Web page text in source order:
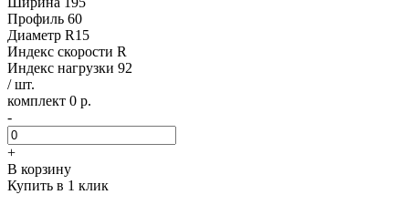
Профиль 60
Диаметр R15
Индекс скорости R
Индекс нагрузки 92
/ шт.
комплект 0 р.
-
+
В корзину
Купить в 1 клик